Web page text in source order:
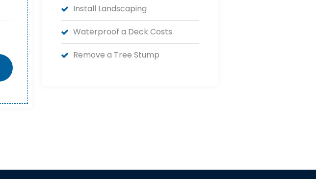
Install Landscaping
Waterproof a Deck Costs
Remove a Tree Stump